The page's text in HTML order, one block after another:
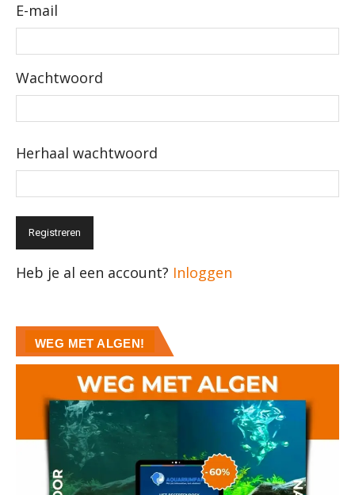
E-mail
Wachtwoord
Herhaal wachtwoord
Registreren
Heb je al een account? Inloggen
WEG MET ALGEN!